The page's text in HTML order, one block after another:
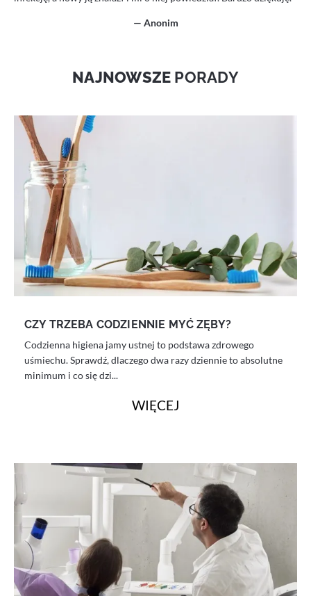
— Anonim
NAJNOWSZE PORADY
CZY TRZEBA CODZIENNIE MYĆ ZĘBY?
Codzienna higiena jamy ustnej to podstawa zdrowego
uśmiechu. Sprawdź, dlaczego dwa razy dziennie to absolutne
minimum i co się dzi...
WIĘCEJ